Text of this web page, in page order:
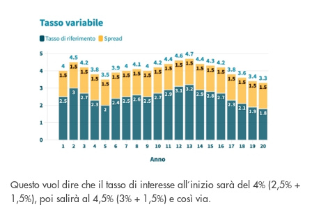
Questo vuol dire che il tasso di interesse all’inizio sarà del 4% (2,5% +
1,5%), poi salirà al 4,5% (3% + 1,5%) e così via.